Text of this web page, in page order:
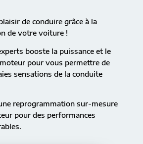
de conduire grâce à la
de votre voiture !
booste la puissance et le
pour vous permettre de
sensations de la conduite
reprogrammation sur-mesure
pour des performances